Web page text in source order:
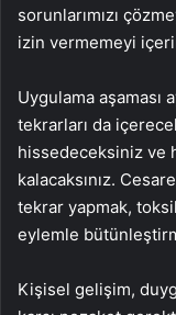
sorunlarımızı
izin vermemeyi
Uygulama aşaması
tekrarları da
hissedeceksiniz ve
kalacaksınız.
tekrar yapmak, toksik
eylemle
Kişisel gelişim,